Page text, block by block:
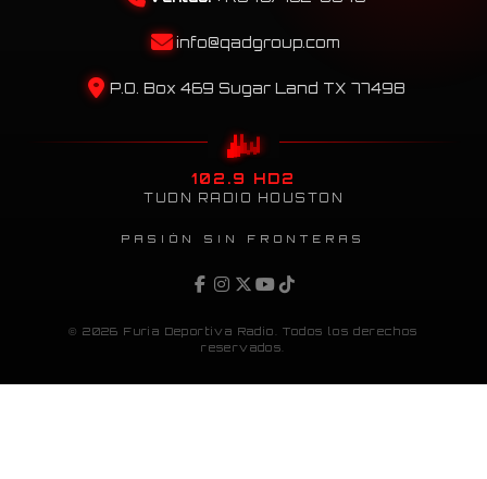
info@qadgroup.com
P.O. Box 469 Sugar Land TX 77498
102.9 HD2
TUDN RADIO HOUSTON
PASIÓN SIN FRONTERAS
© 2026 Furia Deportiva Radio. Todos los derechos
reservados.